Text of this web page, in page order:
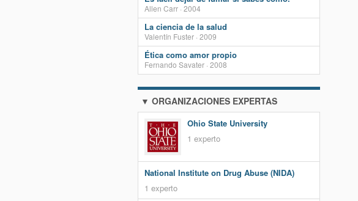
Allen Carr · 2004
La ciencia de la salud
Valentín Fuster · 2009
Ética como amor propio
Fernando Savater · 2008
▼ ORGANIZACIONES EXPERTAS
Ohio State University
1 experto
National Institute on Drug Abuse (NIDA)
1 experto